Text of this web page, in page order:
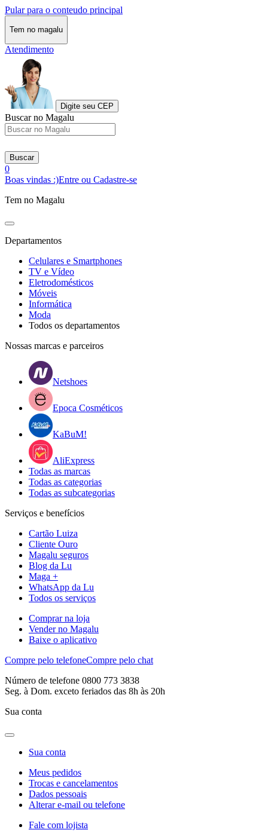
Pular para o conteudo principal
Tem no magalu
Atendimento
Digite seu CEP
Buscar no Magalu
Buscar
0
Boas vindas :)Entre ou Cadastre-se
Tem no Magalu
Departamentos
Celulares e Smartphones
TV e Vídeo
Eletrodomésticos
Móveis
Informática
Moda
Todos os departamentos
Nossas marcas e parceiros
Netshoes
Epoca Cosméticos
KaBuM!
AliExpress
Todas as marcas
Todas as categorias
Todas as subcategorias
Serviços e benefícios
Cartão Luiza
Cliente Ouro
Magalu seguros
Blog da Lu
Maga +
WhatsApp da Lu
Todos os serviços
Comprar na loja
Vender no Magalu
Baixe o aplicativo
Compre pelo telefoneCompre pelo chat
Número de telefone 0800 773 3838
Seg. à Dom. exceto feriados das 8h às 20h
Sua conta
Sua conta
Meus pedidos
Trocas e cancelamentos
Dados pessoais
Alterar e-mail ou telefone
Fale com lojista